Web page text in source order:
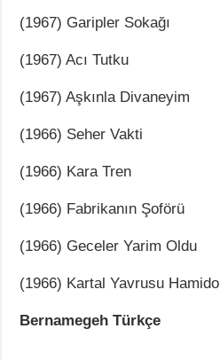
(1967) Garipler Sokağı
(1967) Acı Tutku
(1967) Aşkınla Divaneyim
(1966) Seher Vakti
(1966) Kara Tren
(1966) Fabrikanın Şoförü
(1966) Geceler Yarim Oldu
(1966) Kartal Yavrusu Hamido
Bernamegeh Türkçe